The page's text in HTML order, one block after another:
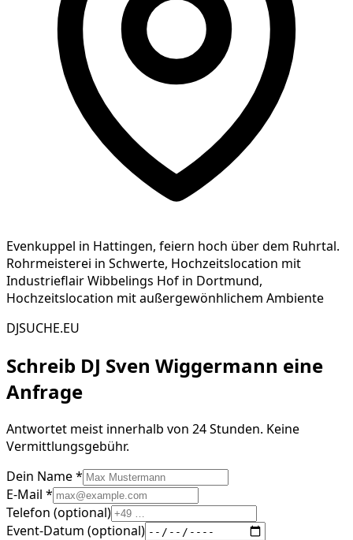
Evenkuppel in Hattingen, feiern hoch über dem Ruhrtal.
Rohrmeisterei in Schwerte, Hochzeitslocation mit
Industrieflair Wibbelings Hof in Dortmund,
Hochzeitslocation mit außergewönhlichem Ambiente
DJSUCHE.EU
Schreib DJ Sven Wiggermann eine
Anfrage
Antwortet meist innerhalb von 24 Stunden. Keine
Vermittlungsgebühr.
Dein Name *
E-Mail *
Telefon (optional)
Event-Datum (optional)